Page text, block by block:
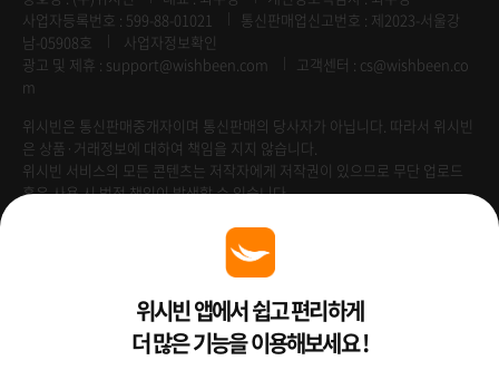
사업자등록번호 : 599-88-01021
통신판매업신고번호 : 제2023-서울강
남-05908호
사업자정보확인
광고 및 제휴 : support@wishbeen.com
고객센터 : cs@wishbeen.co
m
위시빈은 통신판매중개자이며 통신판매의 당사자가 아닙니다. 따라서 위시빈
은 상품·거래정보에 대하여 책임을 지지 않습니다.
위시빈 서비스의 모든 콘텐츠는 저작자에게 저작권이 있으므로 무단 업로드
혹은 사용 시 법적 책임이 발생할 수 있습니다.
Venture Enterprise위시빈 앱에서 쉽고 편리하게
더 많은 기능을 이용해보세요 !